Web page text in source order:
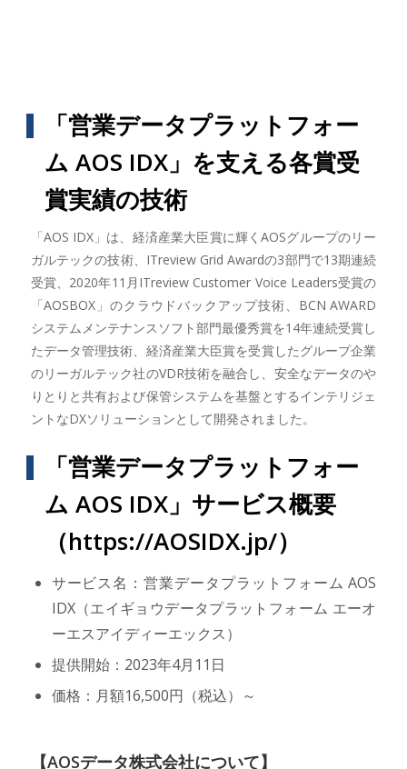
「営業データプラットフォー
ム AOS IDX」を支える各賞受
賞実績の技術
「AOS IDX」は、経済産業大臣賞に輝くAOSグループのリー
ガルテックの技術、ITreview Grid Awardの3部門で13期連続
受賞、2020年11月ITreview Customer Voice Leaders受賞の
「AOSBOX」のクラウドバックアップ技術、BCN AWARD
システムメンテナンスソフト部門最優秀賞を14年連続受賞し
たデータ管理技術、経済産業大臣賞を受賞したグループ企業
のリーガルテック社のVDR技術を融合し、安全なデータのや
りとりと共有および保管システムを基盤とするインテリジェ
ントなDXソリューションとして開発されました。
「営業データプラットフォー
ム AOS IDX」サービス概要
（https://AOSIDX.jp/）
サービス名：営業データプラットフォーム AOS
IDX（エイギョウデータプラットフォーム エーオ
ーエスアイディーエックス）
提供開始：2023年4月11日
価格：月額16,500円（税込）～
【AOSデータ株式会社について】